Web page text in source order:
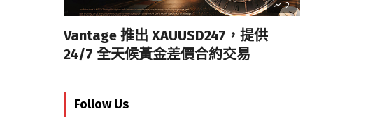
2
Vantage 推出 XAUUSD247，提供
24/7 全天候黃金差價合約交易
Follow Us